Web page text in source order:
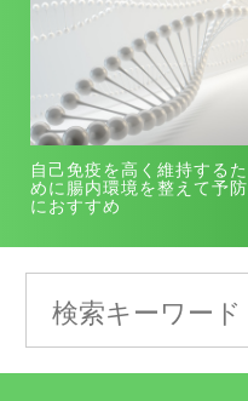
自己免疫を高く維持するた
めに腸内環境を整えて予防
におすすめ